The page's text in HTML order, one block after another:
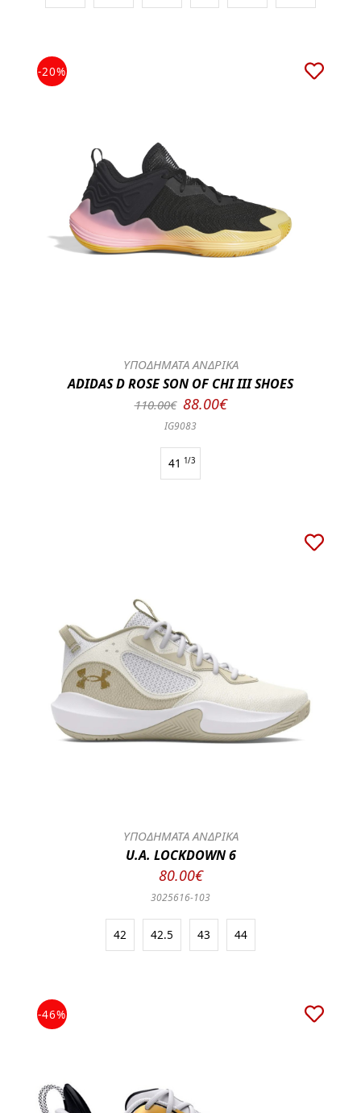
-20%
ΥΠΟΔΗΜΑΤΑ ΑΝΔΡΙΚΑ
ADIDAS D ROSE SON OF CHI III SHOES
110.00€ 88.00€
IG9083
41 1/3
ΥΠΟΔΗΜΑΤΑ ΑΝΔΡΙΚΑ
U.A. LOCKDOWN 6
80.00€
3025616-103
42 42.5 43 44
-46%